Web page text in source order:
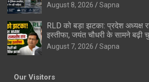
August 8, 2026 Sapna
RLD को बड़ा झटका: प्रदेश अध्यक्ष
इस्तीफा, जयंत चौधरी के सामने बढ़ी
August 7, 2026 Sapna
Our Visitors